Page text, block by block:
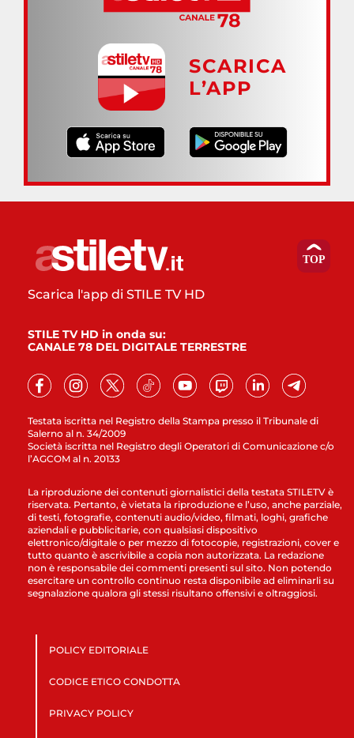
SCARICA
L’APP
Testata iscritta nel Registro della Stampa presso il Tribunale di
Salerno al n. 34/2009
Società iscritta nel Registro degli Operatori di Comunicazione c/o
l’AGCOM al n. 20133
Scarica l'app di STILE TV HD
STILE TV HD in onda su:
CANALE 78 DEL DIGITALE TERRESTRE
La riproduzione dei contenuti giornalistici della testata STILETV è
riservata. Pertanto, è vietata la riproduzione e l’uso, anche parziale,
di testi, fotografie, contenuti audio/video, filmati, loghi, grafiche
aziendali e pubblicitarie, con qualsiasi dispositivo
elettronico/digitale o per mezzo di fotocopie, registrazioni, cover e
tutto quanto è ascrivibile a copia non autorizzata. La redazione
non è responsabile dei commenti presenti sul sito. Non potendo
esercitare un controllo continuo resta disponibile ad eliminarli su
segnalazione qualora gli stessi risultano offensivi e oltraggiosi.
POLICY EDITORIALE
CODICE ETICO CONDOTTA
PRIVACY POLICY